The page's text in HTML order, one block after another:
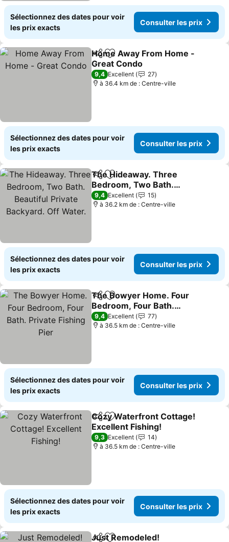
Sélectionnez des dates pour voir
les prix exacts
Consulter les prix
PartagerAjouter à mes favoris
Home Away From Home -
Great Condo
9,4 Excellent
27
à 36.4 km de : Centre-ville
Sélectionnez des dates pour voir
les prix exacts
Consulter les prix
PartagerAjouter à mes favoris
The Hideaway. Three
Bedroom, Two Bath.
Beautiful Private
Backyard. Off Water.
9,4 Excellent
15
à 36.2 km de : Centre-ville
Sélectionnez des dates pour voir
les prix exacts
Consulter les prix
PartagerAjouter à mes favoris
The Bowyer Home. Four
Bedroom, Four Bath.
Private Fishing Pier
9,4 Excellent
77
à 36.5 km de : Centre-ville
Sélectionnez des dates pour voir
les prix exacts
Consulter les prix
PartagerAjouter à mes favoris
Cozy Waterfront Cottage!
Excellent Fishing!
9,3 Excellent
14
à 36.5 km de : Centre-ville
Sélectionnez des dates pour voir
les prix exacts
Consulter les prix
Just Remodeled!